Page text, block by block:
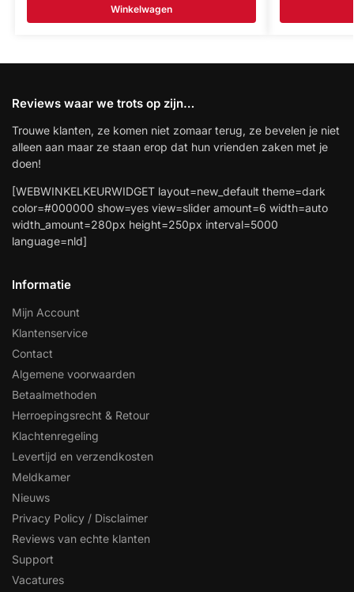
Winkelwagen
Reviews waar we trots op zijn…
Trouwe klanten, ze komen niet zomaar terug, ze bevelen je niet
alleen aan maar ze staan erop dat hun vrienden zaken met je
doen!
[WEBWINKELKEURWIDGET layout=new_default theme=dark
color=#000000 show=yes view=slider amount=6 width=auto
width_amount=280px height=250px interval=5000
language=nld]
Informatie
Mijn Account
Klantenservice
Contact
Algemene voorwaarden
Betaalmethoden
Herroepingsrecht & Retour
Klachtenregeling
Levertijd en verzendkosten
Meldkamer
Nieuws
Privacy Policy / Disclaimer
Reviews van echte klanten
Support
Vacatures